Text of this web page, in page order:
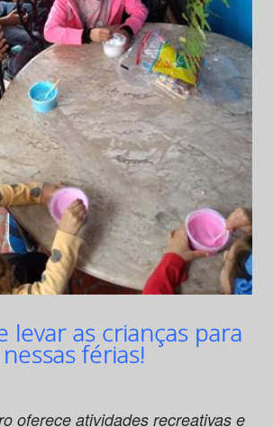
levar as crianças para
férias!
oferece atividades recreativas e